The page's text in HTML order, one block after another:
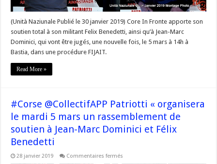
(Unità Naziunale Publié le 30 janvier 2019) Core In Fronte apporte son
soutien total à son militant Felix Benedetti, ainsi qu’à Jean-Marc
Dominici, qui vont être jugés, une nouvelle fois, le 5 mars à 14h à
Bastia, dans une procédure FIJAIT.
Read More »
#Corse @CollectifAPP Patriotti « organisera
le mardi 5 mars un rassemblement de
soutien à Jean-Marc Dominici et Félix
Benedetti
28 janvier 2019 Commentaires fermés